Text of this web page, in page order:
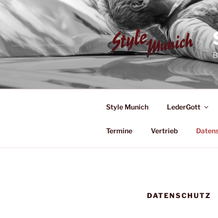
Zum
Inhalt
springen
Style Munich LederGott
Termine Vertrieb
DATENSCHUTZ